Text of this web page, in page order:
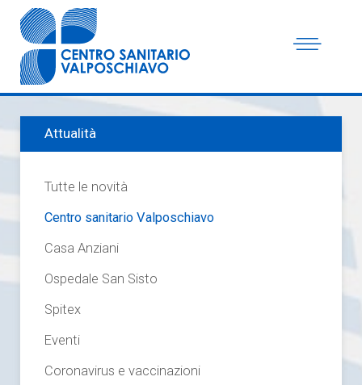
Attualità
Tutte le novità
Centro sanitario Valposchiavo
Casa Anziani
Ospedale San Sisto
Spitex
Eventi
Coronavirus e vaccinazioni